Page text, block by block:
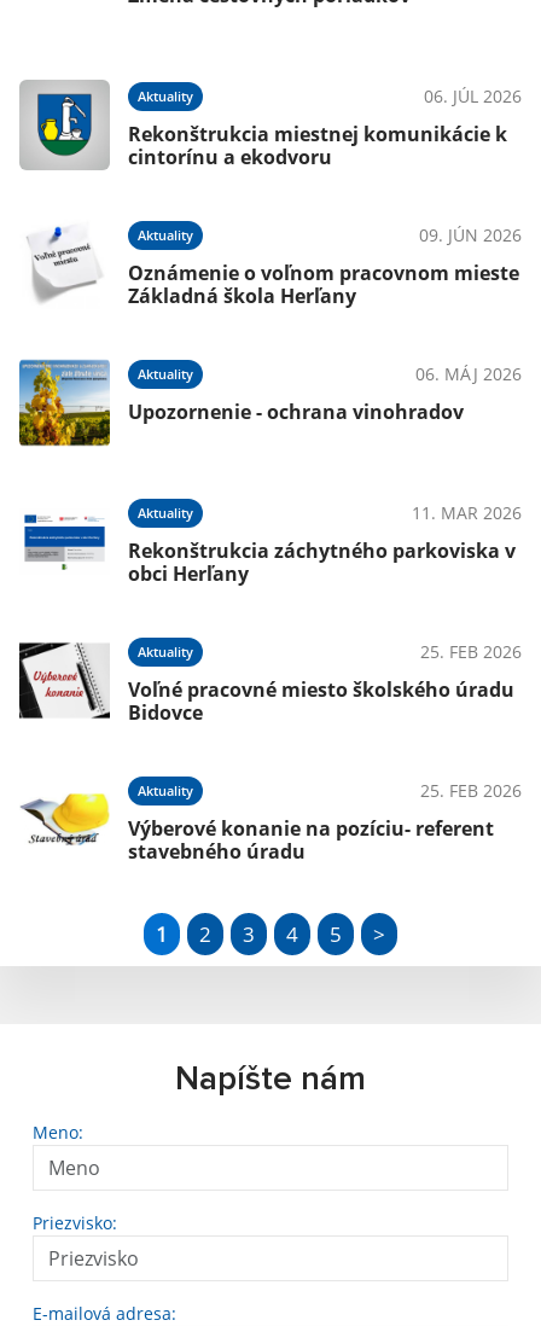
Aktuality 06. JÚL 2026
Rekonštrukcia miestnej komunikácie k
cintorínu a ekodvoru
Aktuality 09. JÚN 2026
Oznámenie o voľnom pracovnom mieste
Základná škola Herľany
Aktuality 06. MÁJ 2026
Upozornenie - ochrana vinohradov
Aktuality 11. MAR 2026
Rekonštrukcia záchytného parkoviska v
obci Herľany
Aktuality 25. FEB 2026
Voľné pracovné miesto školského úradu
Bidovce
Aktuality 25. FEB 2026
Výberové konanie na pozíciu- referent
stavebného úradu
1 2 3 4 5 >
Napíšte nám
Meno:
Priezvisko:
E-mailová adresa: